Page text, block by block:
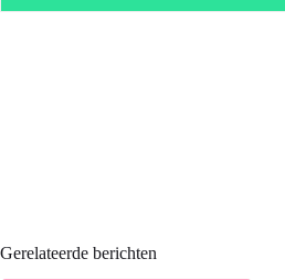
Gerelateerde berichten